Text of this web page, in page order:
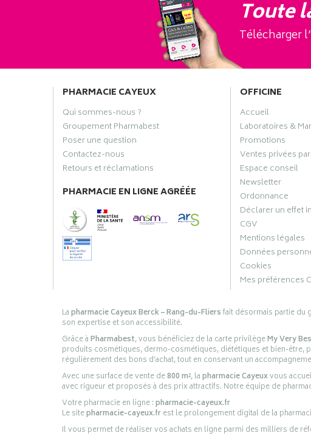
Toute
Télécharger
PHARMACIE CAYEUX
Qui sommes-nous ?
Groupement Pharmabest
Poser une question
Contactez-nous
Retours et réclamations
PHARMACIE EN LIGNE AGRÉÉE
OFFICINE
Accueil
Laboratoires &
Promotions
Ventes privées
Espace conseil
Newsletter
Ordonnance
Déclarer un effet
CGV
Mentions légales
Données
Cookies
Mes préférences
Lapharmacie Cayeux Berck – Rang-du-Fliersfait désormais partie du
son expertise et son accessibilité.
Grâce àPharmabest, vous bénéficiez de la carte privilègeMy Very
produits cosmétiques, dermo-cosmétiques, diététiques et bien-
régulièrement des bons d’achat, tout en conservant un
Avec une surface de vente de800 m², lapharmacie Cayeuxvous
avec rigueur et proposés à des prix attractifs. Notre équipe de
Votre pharmacie en ligne :pharmacie-cayeux.fr
Le sitepharmacie-cayeux.frest le prolongement digital de la
Il vous permet de réaliser vos achats en ligne parmi des milliers de